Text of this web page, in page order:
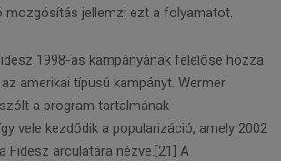
mozgósítás jellemzi ezt a folyamatot.
1998-as kampányának felelőse hozza
amerikai típusú kampányt. Wermer
a program tartalmának
vele kezdődik a popularizáció, amely 2002
Fidesz arculatára nézve.[21] A